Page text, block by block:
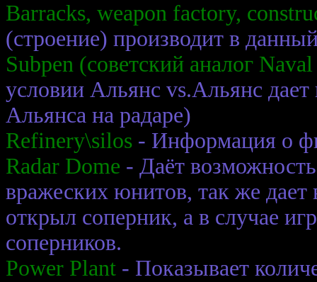
Barracks, weapon factory,
(строение) производит в
Subpen (советский аналог
условии Альянс vs.Альянс
Альянса на радаре)
Refinery\silos - Информация о
Radar Dome - Даёт
вражеских юнитов, так же
открыл соперник, а в случае
соперников.
Power Plant - Показывает